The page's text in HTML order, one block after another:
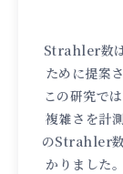
Strahler数
ために提案
この研究で
複雑さを計
のStrahler数
かりました